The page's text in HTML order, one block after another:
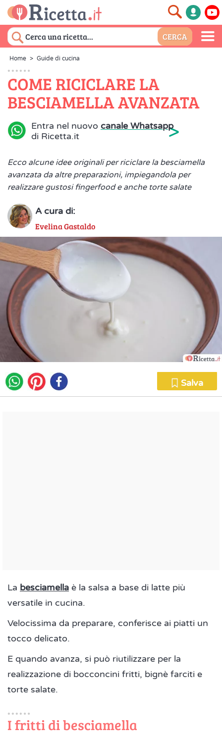
Home > Guide di cucina
COME RICICLARE LA
BESCIAMELLA AVANZATA
Entra nel nuovo canale Whatsapp
di Ricetta.it
>
Ecco alcune idee originali per riciclare la besciamella
avanzata da altre preparazioni, impiegandola per
realizzare gustosi fingerfood e anche torte salate
A cura di:
Evelina Gastaldo
Salva
La besciamella è la salsa a base di latte più
versatile in cucina.
Velocissima da preparare, conferisce ai piatti un
tocco delicato.
E quando avanza, si può riutilizzare per la
realizzazione di bocconcini fritti, bignè farciti e
torte salate.
I fritti di besciamella